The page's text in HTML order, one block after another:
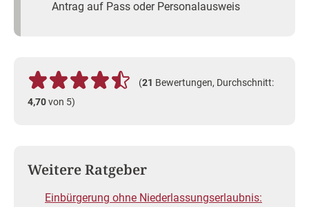
Antrag auf Pass oder Personalausweis
(21 Bewertungen, Durchschnitt:
4,70von 5)
Weitere Ratgeber
Einbürgerung ohne Niederlassungserlaubnis: